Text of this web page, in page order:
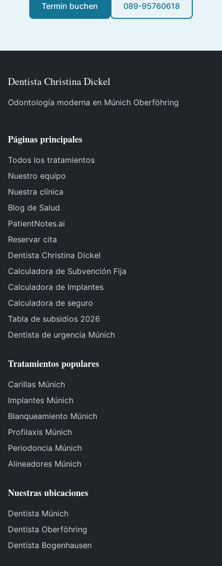
Termin buchen 089-95760618
Dentista Christina Dickel
Odontología moderna en Múnich Oberföhring
Páginas principales
Todos los tratamientos
Nuestro equipo
Nuestra clínica
Blog de Salud
PatientNotes.ai
Reservar cita
Dentista Christina Dickel
Calculadora de Subvención Fija
Calculadora de Implantes
Calculadora de seguro
Tabla de subsidios 2026
Dentista de urgencia Múnich
Tratamientos populares
Carillas Múnich
Implantes Múnich
Blanqueamiento Múnich
Profilaxis Múnich
Periodoncia Múnich
Alineadores Múnich
Nuestras ubicaciones
Dentista Múnich
Dentista Oberföhring
Dentista Bogenhausen